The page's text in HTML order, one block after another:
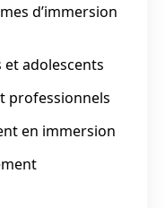
d’immersion
adolescents
professionnels
en immersion